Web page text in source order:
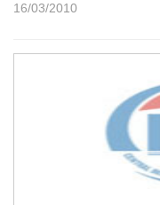
16/03/2010